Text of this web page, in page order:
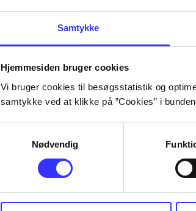
Samtykke
Hjemmesiden bruger cookies
Vi bruger cookies til besøgsstatistik og
samtykke ved at klikke på ”Cookies” i
Nødvendig